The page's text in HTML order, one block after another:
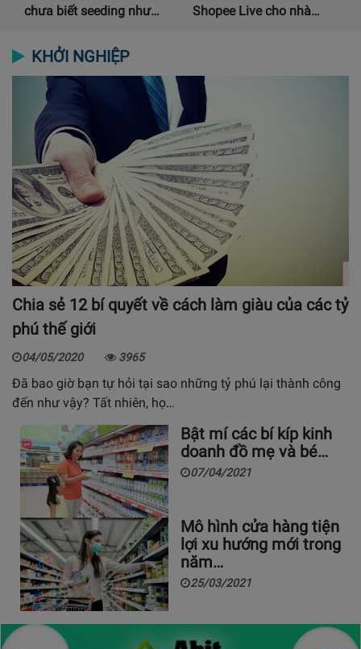
chưa biết seeding như…
Shopee Live cho nhà…
KHỞI NGHIỆP
Chia sẻ 12 bí quyết về cách làm giàu của các tỷ
phú thế giới
04/05/2020 3965
Đã bao giờ bạn tự hỏi tại sao những tỷ phú lại thành công
đến như vậy? Tất nhiên, họ…
Bật mí các bí kíp kinh
doanh đồ mẹ và bé…
07/04/2021
Mô hình cửa hàng tiện
lợi xu hướng mới trong
năm…
25/03/2021